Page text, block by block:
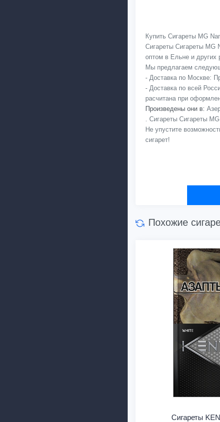
Купить Сигареты MG
Сигареты Сигареты MG
оптом в Ельне и других
Мы предлагаем
- Доставка по Москве:
- Доставка по всей
расчитана при
Произведены они в:
. Сигареты Сигареты
Не упустите
сигарет!
Похожие
Сигареты